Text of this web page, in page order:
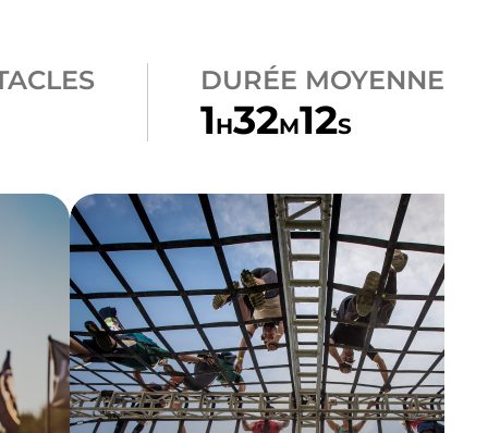
DURÉE MOYENNE
1H32M12S
CLIMB
A-FRAME CARGO